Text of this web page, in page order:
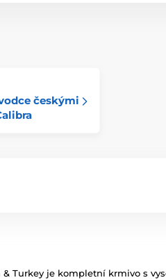
českými
& Turkey je kompletní krmivo s